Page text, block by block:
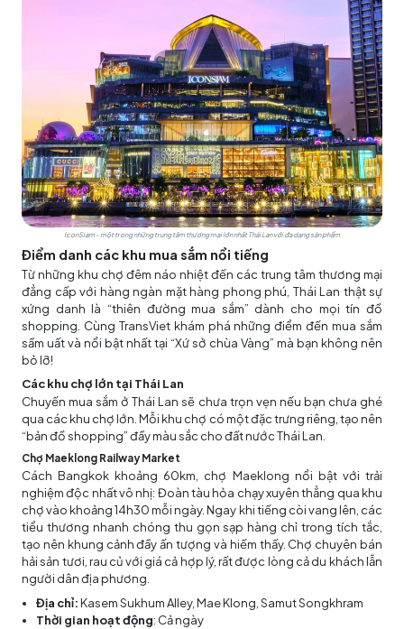
IconSiam - một trong những trung tâm thương mại lớn nhất Thái Lan với đa dạng sản phẩm
Điểm danh các khu mua sắm nổi tiếng
Từ những khu chợ đêm náo nhiệt đến các trung tâm thương mại
đẳng cấp với hàng ngàn mặt hàng phong phú, Thái Lan thật sự
xứng danh là “thiên đường mua sắm” dành cho mọi tín đồ
shopping. Cùng TransViet khám phá những điểm đến mua sắm
sầm uất và nổi bật nhất tại “Xứ sở chùa Vàng” mà bạn không nên
bỏ lỡ!
Các khu chợ lớn tại Thái Lan
Chuyến mua sắm ở Thái Lan sẽ chưa trọn vẹn nếu bạn chưa ghé
qua các khu chợ lớn. Mỗi khu chợ có một đặc trưng riêng, tạo nên
“bản đồ shopping” đầy màu sắc cho đất nước Thái Lan.
Chợ Maeklong Railway Market
Cách Bangkok khoảng 60km, chợ Maeklong nổi bật với trải
nghiệm độc nhất vô nhị: Đoàn tàu hỏa chạy xuyên thẳng qua khu
chợ vào khoảng 14h30 mỗi ngày. Ngay khi tiếng còi vang lên, các
tiểu thương nhanh chóng thu gọn sạp hàng chỉ trong tích tắc,
tạo nên khung cảnh đầy ấn tượng và hiếm thấy. Chợ chuyên bán
hải sản tươi, rau củ với giá cả hợp lý, rất được lòng cả du khách lẫn
người dân địa phương.
Địa chỉ:Kasem Sukhum Alley, Mae Klong, Samut Songkhram
Thời gian hoạt động: Cả ngày